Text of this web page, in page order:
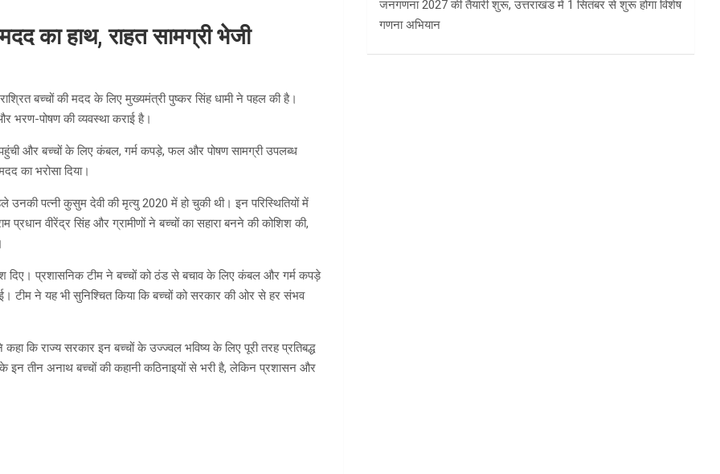
का हाथ, राहत सामग्री भेजी
बच्चों की मदद के लिए मुख्यमंत्री पुष्कर सिंह धामी ने पहल की है।
भरण-पोषण की व्यवस्था कराई है।
और बच्चों के लिए कंबल, गर्म कपड़े, फल और पोषण सामग्री उपलब्ध
का भरोसा दिया।
उनकी पत्नी कुसुम देवी की मृत्यु 2020 में हो चुकी थी। इन परिस्थितियों में
प्रधान वीरेंद्र सिंह और ग्रामीणों ने बच्चों का सहारा बनने की कोशिश की,
दिए। प्रशासनिक टीम ने बच्चों को ठंड से बचाव के लिए कंबल और गर्म कपड़े
ने यह भी सुनिश्चित किया कि बच्चों को सरकार की ओर से हर संभव
कि राज्य सरकार इन बच्चों के उज्ज्वल भविष्य के लिए पूरी तरह प्रतिबद्ध
तीन अनाथ बच्चों की कहानी कठिनाइयों से भरी है, लेकिन प्रशासन और
जनगणना 2027 की तैयारी शुरू, उत्तराखंड में 1 सितंबर से शुरू होगा विशेष
गणना अभियान